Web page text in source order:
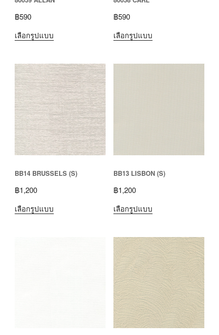
฿590
เลือกรูปแบบ
฿590
เลือกรูปแบบ
BB14 BRUSSELS (S)
฿1,200
เลือกรูปแบบ
BB13 LISBON (S)
฿1,200
เลือกรูปแบบ